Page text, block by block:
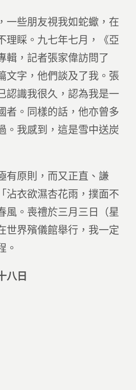
一些朋友視我如蛇蠍，在
理睬。九七年七月，《亞
輯，記者張家偉訪問了
文字，他們談及了我。張
認識我很久，認為我是一
者。同樣的話，他亦曾多
。我感到，這是雪中送炭
有原則，而又正直、謙
沾衣欲濕杏花雨，撲面不
風。喪禮於三月三日（星
世界殯儀館舉行，我一定
。
八日